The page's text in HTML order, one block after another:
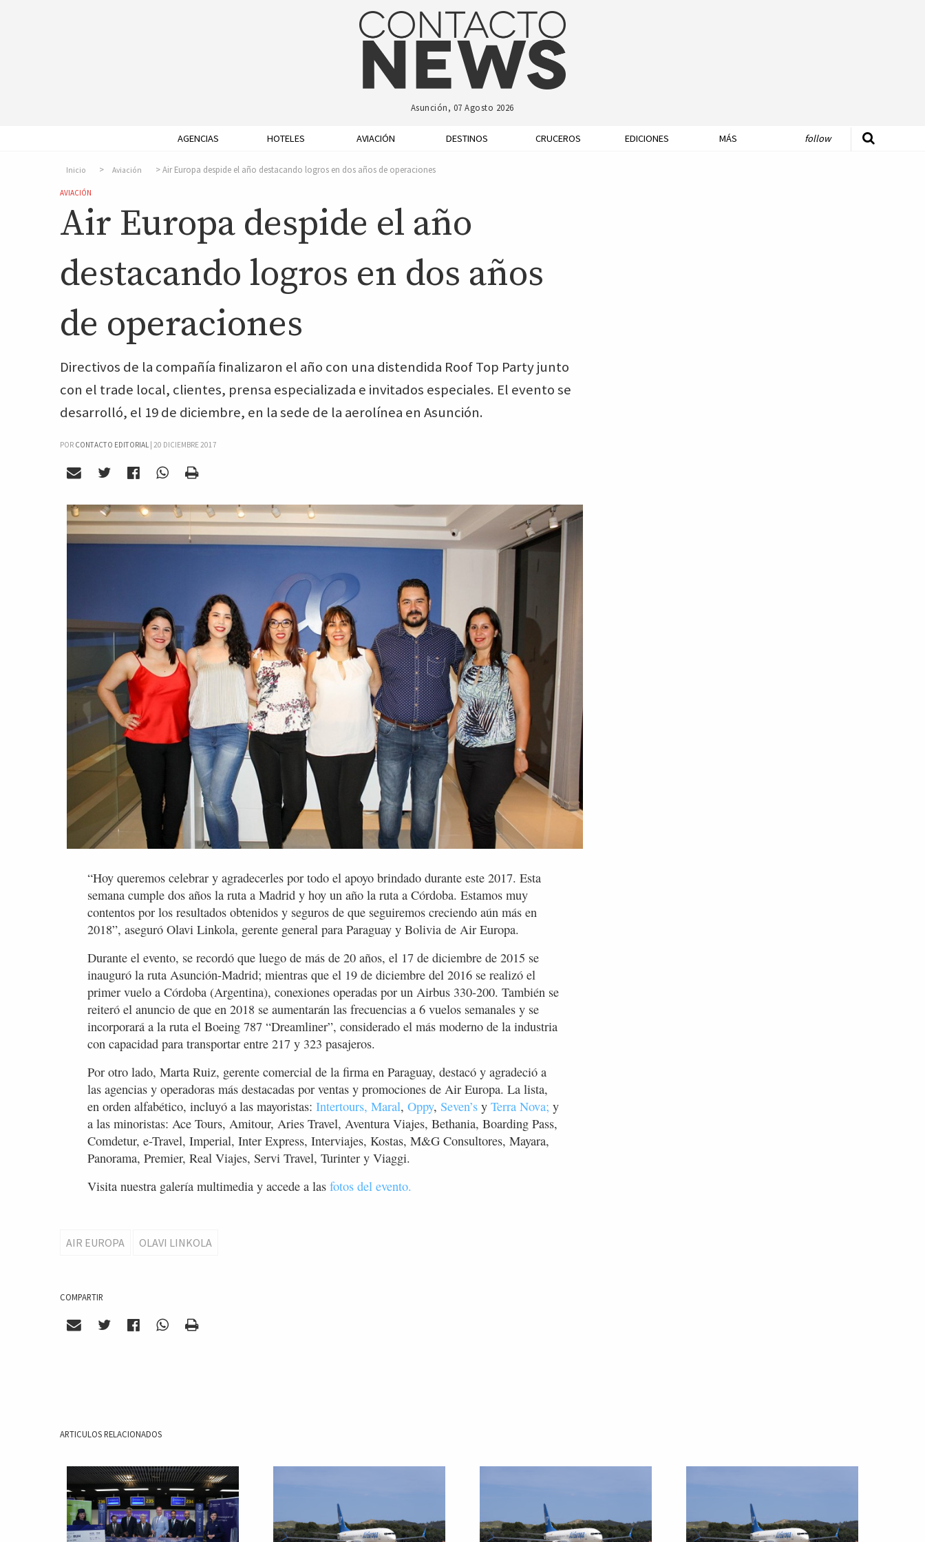
Asunción, 07 Agosto 2026
AGENCIAS HOTELES AVIACIÓN DESTINOS CRUCEROS EDICIONES MÁS follow
Inicio Aviación Air Europa despide el año destacando logros en dos años de operaciones
AVIACIÓN
Air Europa despide el año
destacando logros en dos años
de operaciones
Directivos de la compañía finalizaron el año con una distendida Roof Top Party junto
con el trade local, clientes, prensa especializada e invitados especiales. El evento se
desarrolló, el 19 de diciembre, en la sede de la aerolínea en Asunción.
POR CONTACTO EDITORIAL | 20 DICIEMBRE 2017
“Hoy queremos celebrar y agradecerles por todo el apoyo brindado durante este 2017. Esta
semana cumple dos años la ruta a Madrid y hoy un año la ruta a Córdoba. Estamos muy
contentos por los resultados obtenidos y seguros de que seguiremos creciendo aún más en
2018”, aseguró Olavi Linkola, gerente general para Paraguay y Bolivia de Air Europa.
Durante el evento, se recordó que luego de más de 20 años, el 17 de diciembre de 2015 se
inauguró la ruta Asunción-Madrid; mientras que el 19 de diciembre del 2016 se realizó el
primer vuelo a Córdoba (Argentina), conexiones operadas por un Airbus 330-200. También se
reiteró el anuncio de que en 2018 se aumentarán las frecuencias a 6 vuelos semanales y se
incorporará a la ruta el Boeing 787 “Dreamliner”, considerado el más moderno de la industria
con capacidad para transportar entre 217 y 323 pasajeros.
Por otro lado, Marta Ruiz, gerente comercial de la firma en Paraguay, destacó y agradeció a
las agencias y operadoras más destacadas por ventas y promociones de Air Europa. La lista,
en orden alfabético, incluyó a las mayoristas: Intertours, Maral, Oppy, Seven’s y Terra Nova; y
a las minoristas: Ace Tours, Amitour, Aries Travel, Aventura Viajes, Bethania, Boarding Pass,
Comdetur, e-Travel, Imperial, Inter Express, Interviajes, Kostas, M&G Consultores, Mayara,
Panorama, Premier, Real Viajes, Servi Travel, Turinter y Viaggi.
Visita nuestra galería multimedia y accede a las fotos del evento.
AIR EUROPA OLAVI LINKOLA
COMPARTIR
ARTICULOS RELACIONADOS